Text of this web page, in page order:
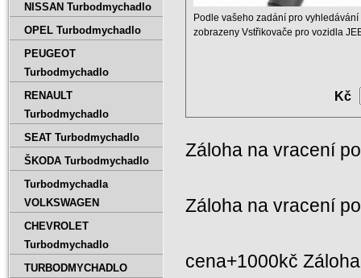
Podle vašeho zadání pro vyhledávání
zobrazeny Vstřikovače pro vozidla
Kč
Záloha na vracení
Záloha na vracení
cena+1000kč
NISSAN Turbodmychadlo
OPEL Turbodmychadlo
PEUGEOT
Turbodmychadlo
RENAULT
Turbodmychadlo
SEAT Turbodmychadlo
ŠKODA Turbodmychadlo
Turbodmychadla
VOLKSWAGEN
CHEVROLET
Turbodmychadlo
TURBODMYCHADLO